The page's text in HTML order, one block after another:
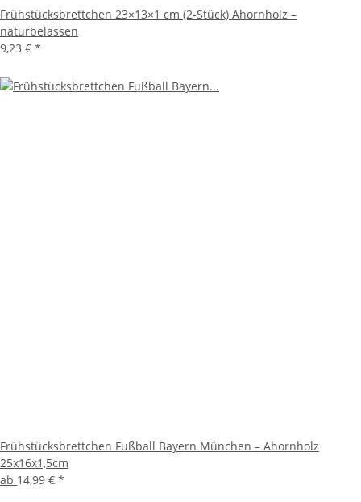
Frühstücksbrettchen 23×13×1 cm (2-Stück) Ahornholz –
naturbelassen
9,23 € *
Frühstücksbrettchen Fußball Bayern München – Ahornholz
25x16x1,5cm
ab 14,99 € *